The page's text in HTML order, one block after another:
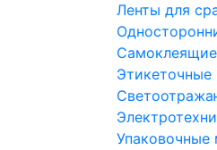
Ленты для
Этикеточные
Упаковочные